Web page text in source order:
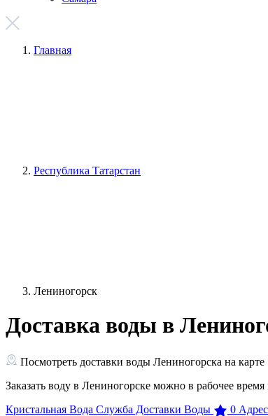
Главная
Республика Татарстан
Лениногорск
Доставка воды в
Посмотреть доставки воды Лениногорска на карте
Заказать воду в Лениногорске можно в рабочее
Кристальная Вода Служба Доставки Воды
0